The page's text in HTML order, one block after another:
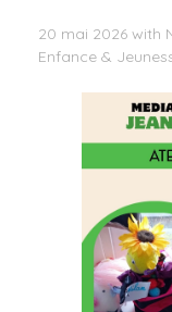
20 mai 2026 with
Enfance &